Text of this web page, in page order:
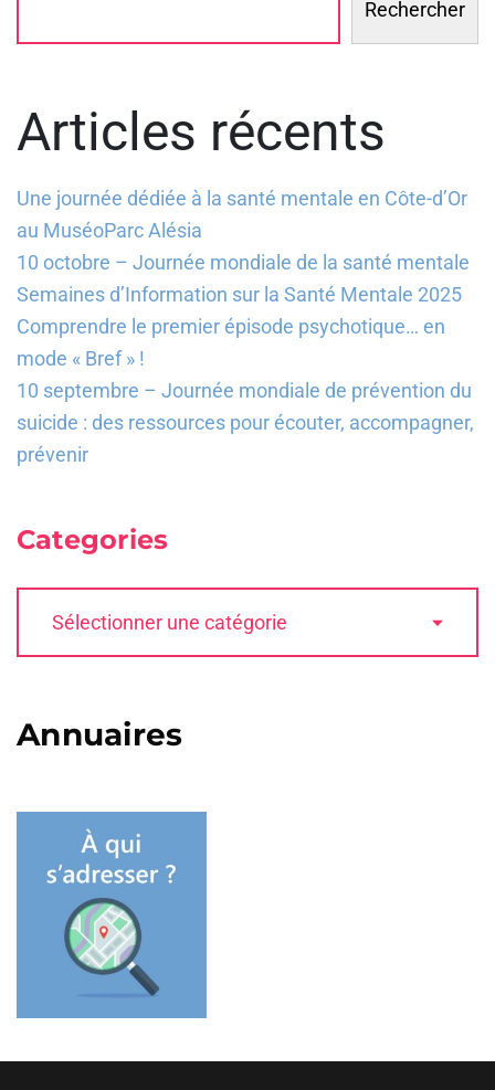
Rechercher
Articles récents
Une journée dédiée à la santé mentale en Côte-d’Or
au MuséoParc Alésia
10 octobre – Journée mondiale de la santé mentale
Semaines d’Information sur la Santé Mentale 2025
Comprendre le premier épisode psychotique… en
mode « Bref » !
10 septembre – Journée mondiale de prévention du
suicide : des ressources pour écouter, accompagner,
prévenir
Categories
Annuaires